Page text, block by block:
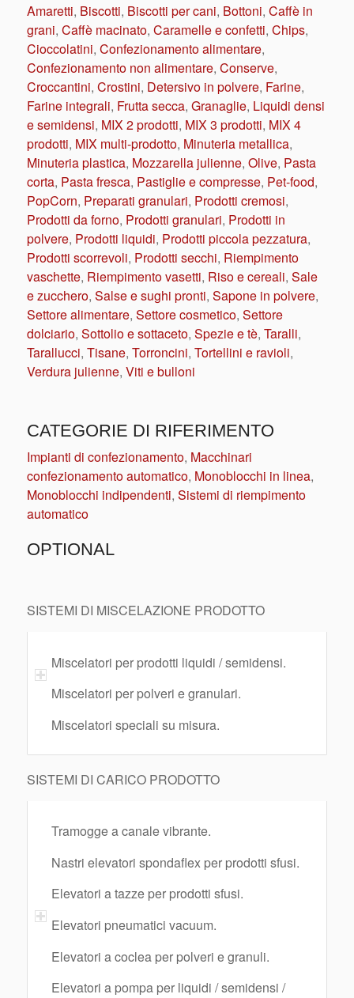
Amaretti, Biscotti, Biscotti per cani, Bottoni, Caffè in
grani, Caffè macinato, Caramelle e confetti, Chips,
Cioccolatini, Confezionamento alimentare,
Confezionamento non alimentare, Conserve,
Croccantini, Crostini, Detersivo in polvere, Farine,
Farine integrali, Frutta secca, Granaglie, Liquidi densi
e semidensi, MIX 2 prodotti, MIX 3 prodotti, MIX 4
prodotti, MIX multi-prodotto, Minuteria metallica,
Minuteria plastica, Mozzarella julienne, Olive, Pasta
corta, Pasta fresca, Pastiglie e compresse, Pet-food,
PopCorn, Preparati granulari, Prodotti cremosi,
Prodotti da forno, Prodotti granulari, Prodotti in
polvere, Prodotti liquidi, Prodotti piccola pezzatura,
Prodotti scorrevoli, Prodotti secchi, Riempimento
vaschette, Riempimento vasetti, Riso e cereali, Sale
e zucchero, Salse e sughi pronti, Sapone in polvere,
Settore alimentare, Settore cosmetico, Settore
dolciario, Sottolio e sottaceto, Spezie e tè, Taralli,
Tarallucci, Tisane, Torroncini, Tortellini e ravioli,
Verdura julienne, Viti e bulloni
CATEGORIE DI RIFERIMENTO
Impianti di confezionamento, Macchinari
confezionamento automatico, Monoblocchi in linea,
Monoblocchi indipendenti, Sistemi di riempimento
automatico
OPTIONAL
SISTEMI DI MISCELAZIONE PRODOTTO
Miscelatori per prodotti liquidi / semidensi.
Miscelatori per polveri e granulari.
Miscelatori speciali su misura.
SISTEMI DI CARICO PRODOTTO
Tramogge a canale vibrante.
Nastri elevatori spondaflex per prodotti sfusi.
Elevatori a tazze per prodotti sfusi.
Elevatori pneumatici vacuum.
Elevatori a coclea per polveri e granuli.
Elevatori a pompa per liquidi / semidensi /